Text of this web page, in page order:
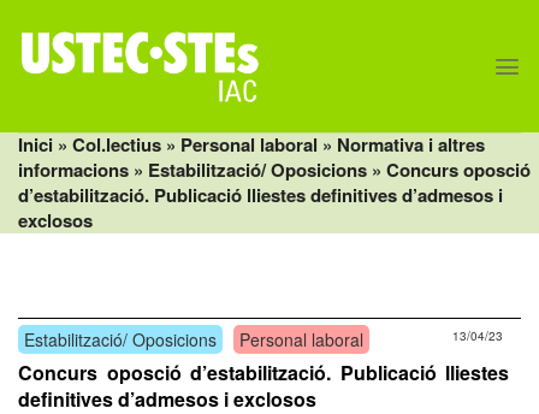
content
Inici » Col.lectius » Personal laboral » Normativa i altres
informacions » Estabilització/ Oposicions » Concurs oposció
d’estabilització. Publicació lliestes definitives d’admesos i
exclosos
Estabilització/ Oposicions Personal laboral 13/04/23
Concurs oposció d’estabilització. Publicació lliestes
definitives d’admesos i exclosos